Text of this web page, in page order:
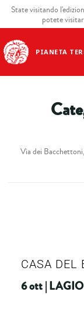
PIANETA
State visitando
potete
Via dei
CASA DEL
6 ott |